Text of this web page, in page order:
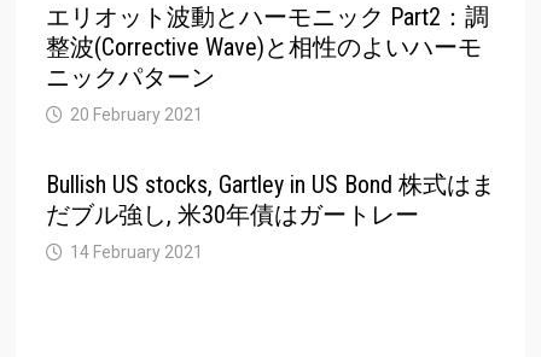
エリオット波動とハーモニック Part2：調
整波(Corrective Wave)と相性のよいハーモ
ニックパターン
20 February 2021
Bullish US stocks, Gartley in US Bond 株式はま
だブル強し, 米30年債はガートレー
14 February 2021